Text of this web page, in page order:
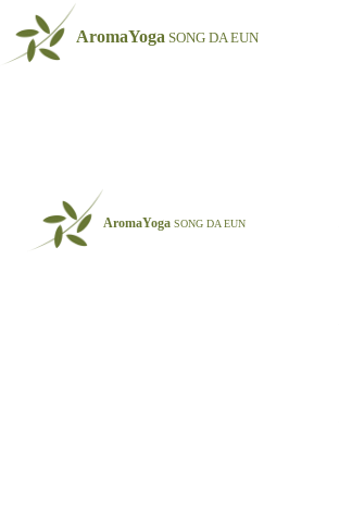
AromaYoga SONG DA EUN
AromaYoga SONG DA EUN